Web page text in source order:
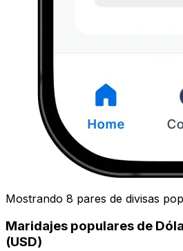
Mostrando 8 pares de divisas
Maridajes populares de
(USD)